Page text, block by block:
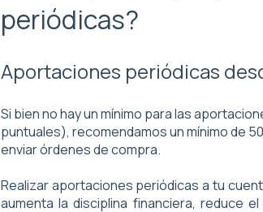
periódicas?
Aportaciones periódicas
Si bien no hay un mínimo para las
puntuales), recomendamos un mínimo de
enviar órdenes de compra.
Realizar aportaciones periódicas a tu
aumenta la disciplina financiera, reduce